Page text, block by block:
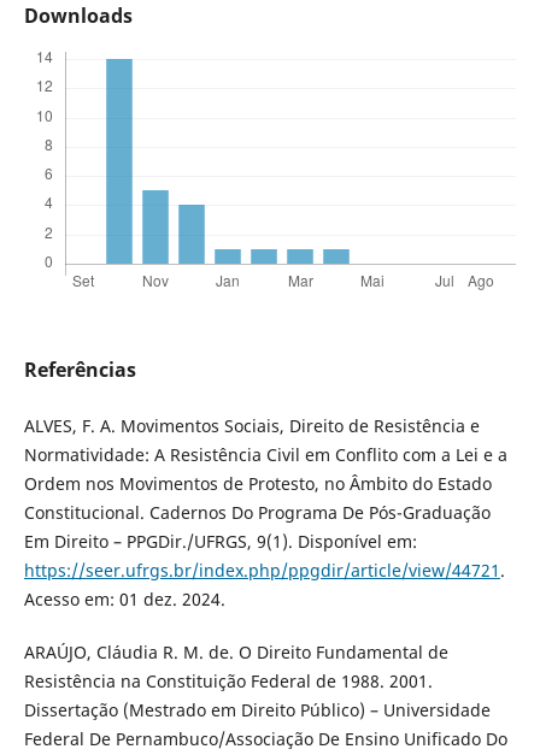
Downloads
Referências
ALVES, F. A. Movimentos Sociais, Direito de Resistência e
Normatividade: A Resistência Civil em Conflito com a Lei e a
Ordem nos Movimentos de Protesto, no Âmbito do Estado
Constitucional. Cadernos Do Programa De Pós-Graduação
Em Direito – PPGDir./UFRGS, 9(1). Disponível em:
https://seer.ufrgs.br/index.php/ppgdir/article/view/44721 .
Acesso em: 01 dez. 2024.
ARAÚJO, Cláudia R. M. de. O Direito Fundamental de
Resistência na Constituição Federal de 1988. 2001.
Dissertação (Mestrado em Direito Público) – Universidade
Federal De Pernambuco/Associação De Ensino Unificado Do